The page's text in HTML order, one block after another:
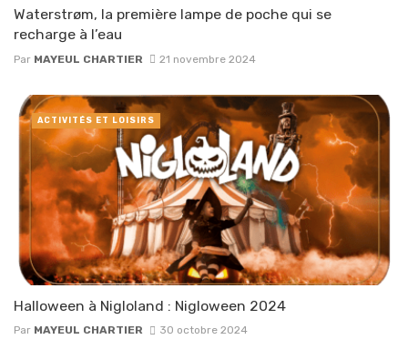
Waterstrøm, la première lampe de poche qui se
recharge à l’eau
Par MAYEUL CHARTIER 21 novembre 2024
Halloween à Nigloland : Nigloween 2024
Par MAYEUL CHARTIER 30 octobre 2024
ACTIVITÉS ET LOISIRS